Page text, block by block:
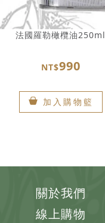
法國羅勒橄欖油250ml
NT$990
加入購物籃
關於我們
線上購物